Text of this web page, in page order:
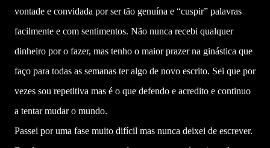
vontade e convidada por ser tão genuína e “cuspir” palavras
facilmente e com sentimentos. Não nunca recebi qualquer
dinheiro por o fazer, mas tenho o maior prazer na ginástica que
faço para todas as semanas ter algo de novo escrito. Sei que por
vezes sou repetitiva mas é o que defendo e acredito e continuo
a tentar mudar o mundo.
Passei por uma fase muito difícil mas nunca deixei de escrever.